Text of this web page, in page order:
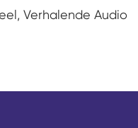
, Verhalende Audio